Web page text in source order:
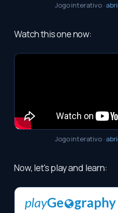
Jogo interativo·
Watch this one now:
Jogo interativo·
Now, let's play and learn: